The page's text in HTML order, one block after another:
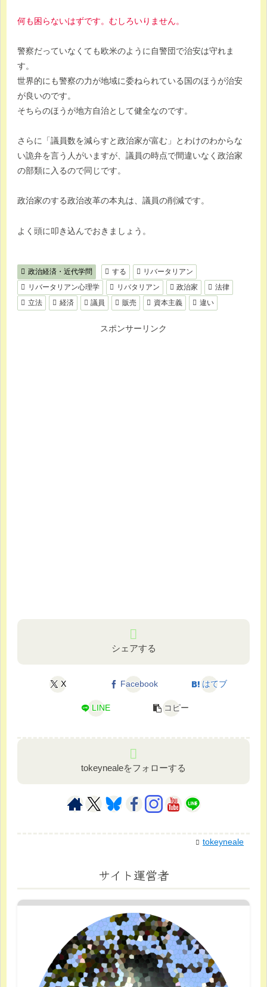
何も困らないはずです。むしろいりません。
警察だっていなくても欧米のように自警団で治安は守れま
す。
世界的にも警察の力が地域に委ねられている国のほうが治安
が良いのです。
そちらのほうが地方自治として健全なのです。
さらに「議員数を減らすと政治家が富む」とわけのわからな
い詭弁を言う人がいますが、議員の時点で間違いなく政治家
の部類に入るので同じです。
政治家のする政治改革の本丸は、議員の削減です。
よく頭に叩き込んでおきましょう。
政治経済・近代学問 する
リバータリアン
リバータリアン心理学
リバタリアン 政治家
法律
立法
経済 議員 販売 資本主義 違い
スポンサーリンク
シェアする
X Facebook はてブ
LINE コピー
tokeynealeをフォローする
tokeyneale
サイト運営者